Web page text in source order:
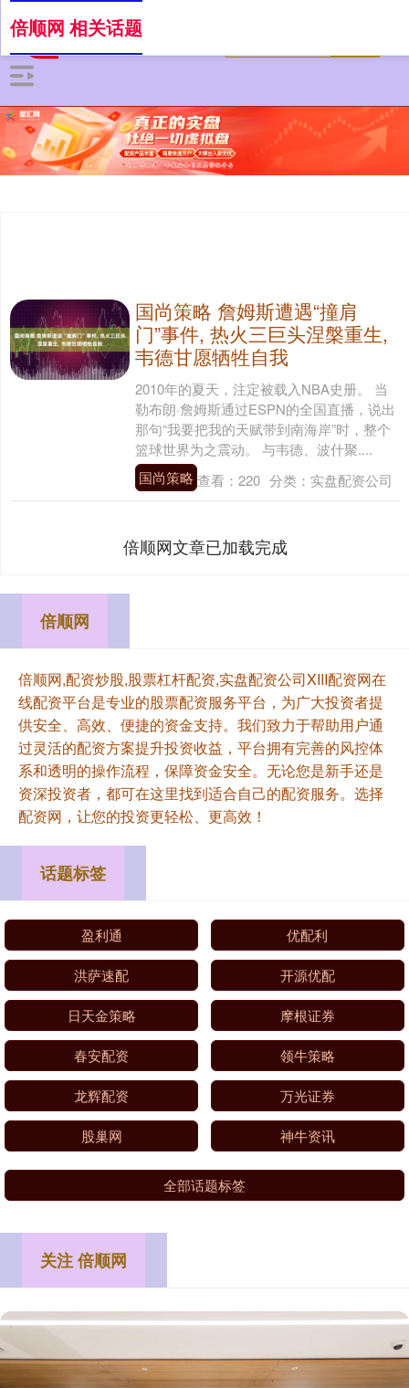
倍顺网 相关话题
国尚策略 詹姆斯遭遇“撞肩
门”事件, 热火三巨头涅槃重生,
韦德甘愿牺牲自我
2010年的夏天，注定被载入NBA史册。 当
勒布朗·詹姆斯通过ESPN的全国直播，说出
那句“我要把我的天赋带到南海岸”时，整个
篮球世界为之震动。 与韦德、波什聚....
国尚策略 查看： 220 分类： 实盘配资公司
倍顺网文章已加载完成
倍顺网
倍顺网,配资炒股,股票杠杆配资,实盘配资公司XIII‌配资网在
线配资平台是专业的股票配资服务平台，为广大投资者提
供安全、高效、便捷的资金支持。我们致力于帮助用户通
过灵活的配资方案提升投资收益，平台拥有完善的风控体
系和透明的操作流程，保障资金安全。无论您是新手还是
资深投资者，都可在这里找到适合自己的配资服务。选择
配资网，让您的投资更轻松、更高效！
话题标签
盈利通 优配利
洪萨速配 开源优配
日天金策略 摩根证券
春安配资 领牛策略
龙辉配资 万光证券
股巢网 神牛资讯
全部话题标签
关注 倍顺网